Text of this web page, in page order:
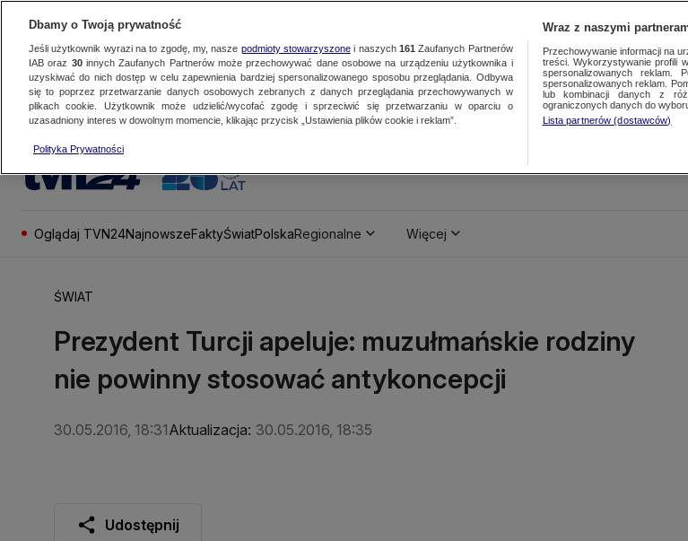
Oglądaj TVN24NajnowszeFaktyŚwiatPolskaRegionalne Więcej
ŚWIAT
Prezydent Turcji apeluje: muzułmańskie rodziny
nie powinny stosować antykoncepcji
30.05.2016, 18:31Aktualizacja: 30.05.2016, 18:35
Udostępnij
Dbamy o Twoją prywatność
Jeśli użytkownik wyrazi na to zgodę, my, nasze podmioty stowarzyszonei naszych 161 Zaufanych Partnerów
IAB oraz 30innych Zaufanych Partnerów może przechowywać dane osobowe na urządzeniu użytkownika i
uzyskiwać do nich dostęp w celu zapewnienia bardziej spersonalizowanego sposobu przeglądania. Odbywa
się to poprzez przetwarzanie danych osobowych zebranych z danych przeglądania przechowywanych w
plikach cookie. Użytkownik może udzielić/wycofać zgodę i sprzeciwić się przetwarzaniu w oparciu o
uzasadniony interes w dowolnym momencie, klikając przycisk „Ustawienia plików cookie i reklam”.
Polityka Prywatności
Wraz z naszymi
Przechowywanie informacji na
treści. Wykorzystywanie profili
spersonalizowanych reklam.
spersonalizowanych reklam.
lub kombinacji danych z
ograniczonych danych do
Lista partnerów (dostawców)